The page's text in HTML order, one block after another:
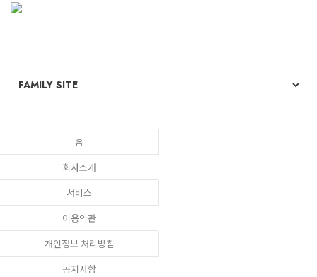
홈
회사소개
서비스
이용약관
개인정보 처리방침
공지사항